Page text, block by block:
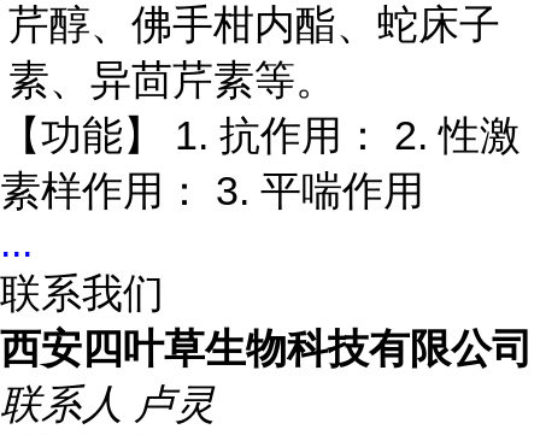
芹醇、佛手柑内酯、蛇床子
素、异茴芹素等。
【功能】 1. 抗作用： 2.性激
素样作用： 3. 平喘作用
...
联系我们
西安四叶草生物科技有限公司
联系人 卢灵